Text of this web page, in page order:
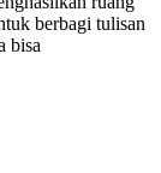
berbagi tulisan
bisa